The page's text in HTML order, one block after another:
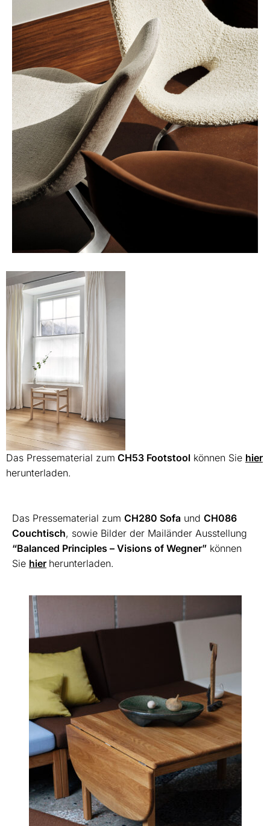
Das Pressematerial zum CH53 Footstool können Sie hier
herunterladen.
Das Pressematerial zum CH280 Sofa und CH086
Couchtisch, sowie Bilder der Mailänder Ausstellung
“Balanced Principles – Visions of Wegner” können
Sie hier herunterladen.